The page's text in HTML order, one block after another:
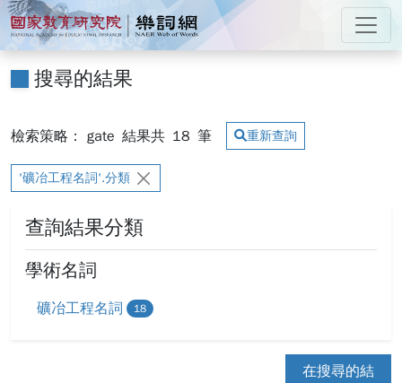
跳到主要內容
:::
國家教育研究院 樂詞網
搜尋的結果
檢索策略： gate 結果共 18 筆 重新查詢
'礦冶工程名詞'.分類
查詢結果分類
學術名詞
礦冶工程名詞 18
在搜尋的結